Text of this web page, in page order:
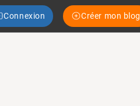
Connexion Créer mon blog